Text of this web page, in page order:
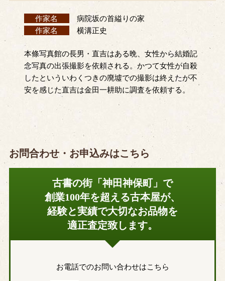
作家名
病院坂の首縊りの家
作家名
横溝正史
本條写真館の長男・直吉はある晩、女性から結婚記
念写真の出張撮影を依頼される。かつて女性が自殺
したといういわくつきの廃墟での撮影は終えたが不
安を感じた直吉は金田一耕助に調査を依頼する。
お問合わせ・お申込みはこちら
古書の街「神田神保町」で
創業100年を超える古本屋が、
経験と実績で大切なお品物を
適正査定致します。
お電話でのお問い合わせはこちら